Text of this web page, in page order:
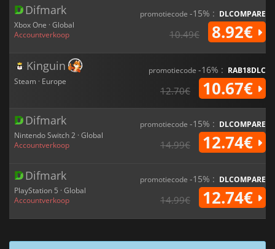
Difmark
Xbox One · Global
Accountverkoop
promotiecode -15% : DLCOMPARE
10.49€ 8.92€
Kinguin
Steam · Europe
promotiecode -16% : RAB18DLC
12.70€ 10.67€
Difmark
Nintendo Switch 2 · Global
Accountverkoop
promotiecode -15% : DLCOMPARE
14.99€ 12.74€
Difmark
PlayStation 5 · Global
Accountverkoop
promotiecode -15% : DLCOMPARE
14.99€ 12.74€